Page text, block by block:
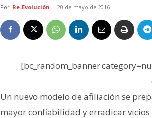
Por Re-Evolución - 20 de mayo de 2016
[bc_random_banner
Un nuevo modelo de afiliación se
mayor confiabilidad y erradicar vicios